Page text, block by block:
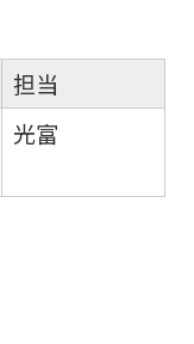
担当
光富